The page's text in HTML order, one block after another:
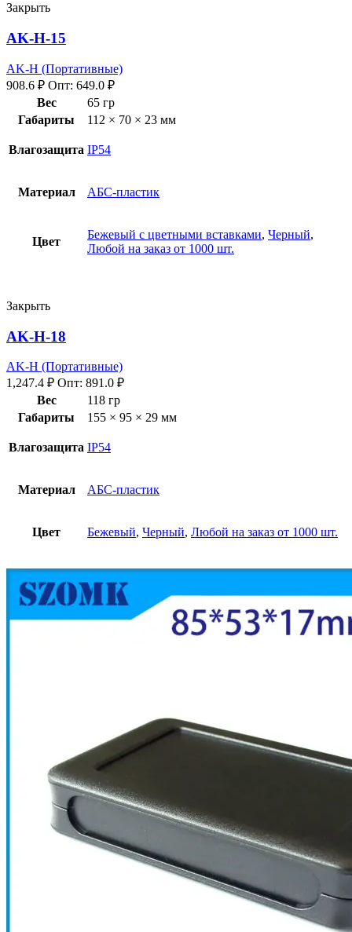
Закрыть
AK-H-15
AK-H (Портативные)
908.6 ₽ Опт: 649.0 ₽
Вес
65 гр
Габариты
112 × 70 × 23 мм
Влагозащита IP54
Материал АБС-пластик
Цвет
Бежевый с цветными вставками, Черный,
Любой на заказ от 1000 шт.
Закрыть
AK-H-18
AK-H (Портативные)
1,247.4 ₽ Опт: 891.0 ₽
Вес
118 гр
Габариты
155 × 95 × 29 мм
Влагозащита IP54
Материал АБС-пластик
Цвет Бежевый, Черный, Любой на заказ от 1000 шт.